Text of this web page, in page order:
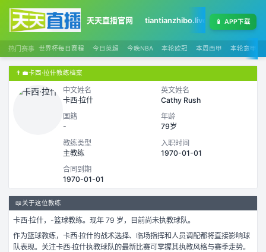
天天直播官网 tiantianzhibo.live 天天足球赛程
📱 APP下载
热门赛事 世界杯每日赛程 今日英超 今晚NBA 本轮欧冠 本周西甲 本轮意甲
👨‍💼卡西·拉什教练档案
中文姓名
卡西·拉什
英文姓名
Cathy Rush
国籍
-
年龄
79岁
教练类型
主教练
入职时间
1970-01-01
合同到期
1970-01-01
📖关于这位教练
卡西·拉什， -篮球教练。 现年 79 岁，
目前尚未执教球队。
作为篮球教练， 卡西·拉什的战术选择、临场指挥和人员调配都将直接影响球
队表现。关注卡西·拉什执教球队的最新比赛可掌握其执教风格与赛季走势。